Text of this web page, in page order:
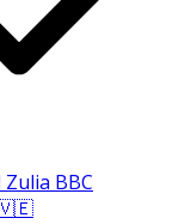
BBC
🇻🇪